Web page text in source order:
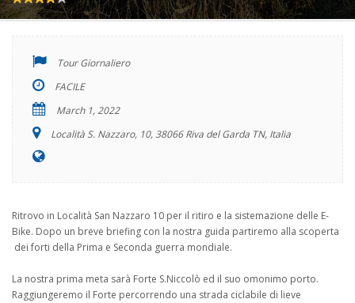
Tour Giornaliero
FACILE
March 1, 2022
Località S. Nazzaro, 10, 38066 Riva del Garda TN, Italia
Ritrovo in Località San Nazzaro 10 per il ritiro e la sistemazione delle E-
Bike. Dopo un breve briefing con la nostra guida partiremo alla scoperta
dei forti della Prima e Seconda guerra mondiale.
La nostra prima meta sarà Forte S.Niccolò ed il suo omonimo porto.
Raggiungeremo il Forte percorrendo una strada ciclabile di lieve